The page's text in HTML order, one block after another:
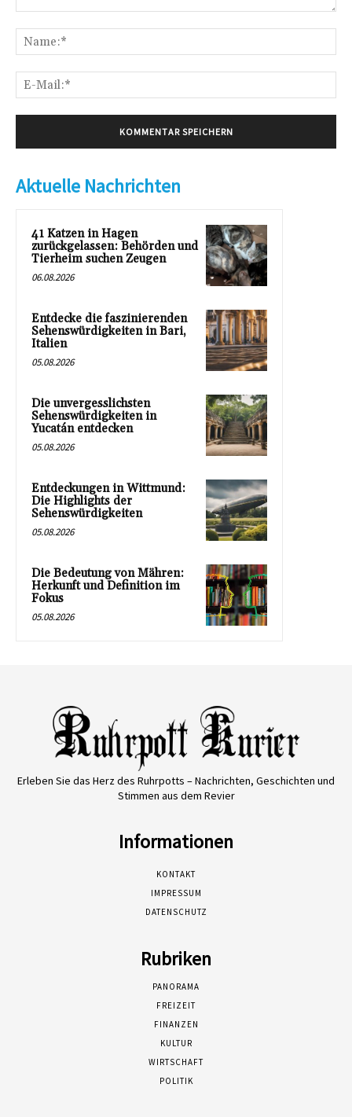
Aktuelle Nachrichten
41 Katzen in Hagen
zurückgelassen: Behörden und
Tierheim suchen Zeugen
06.08.2026
Entdecke die faszinierenden
Sehenswürdigkeiten in Bari,
Italien
05.08.2026
Die unvergesslichsten
Sehenswürdigkeiten in
Yucatán entdecken
05.08.2026
Entdeckungen in Wittmund:
Die Highlights der
Sehenswürdigkeiten
05.08.2026
Die Bedeutung von Mähren:
Herkunft und Definition im
Fokus
05.08.2026
Erleben Sie das Herz des Ruhrpotts – Nachrichten, Geschichten und
Stimmen aus dem Revier
Informationen
KONTAKT
IMPRESSUM
DATENSCHUTZ
Rubriken
PANORAMA
FREIZEIT
FINANZEN
KULTUR
WIRTSCHAFT
POLITIK